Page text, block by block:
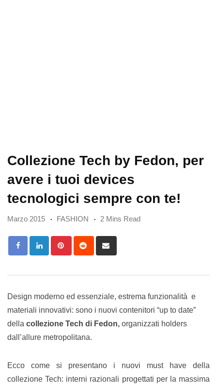
Collezione Tech by Fedon, per
avere i tuoi devices
tecnologici sempre con te!
Marzo 2015 FASHION 2 Mins Read
PinterestReddit
via
Design moderno ed essenziale, estrema funzionalità e
materiali innovativi: sono i nuovi contenitori “up to date”
della collezione Tech di Fedon, organizzati holders
dall’allure metropolitana.
Ecco come si presentano i nuovi must have della
collezione Tech: interni razionali progettati per la massima